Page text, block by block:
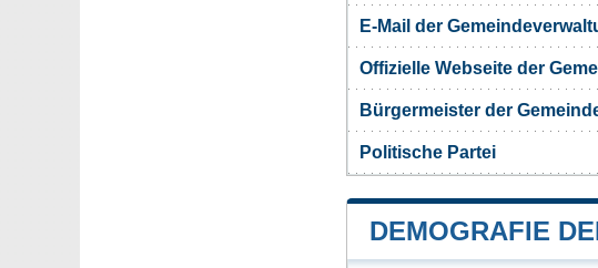
E-Mail der
Offizielle Webseite der
Bürgermeister der
Politische Partei
DEMOGRAFIE